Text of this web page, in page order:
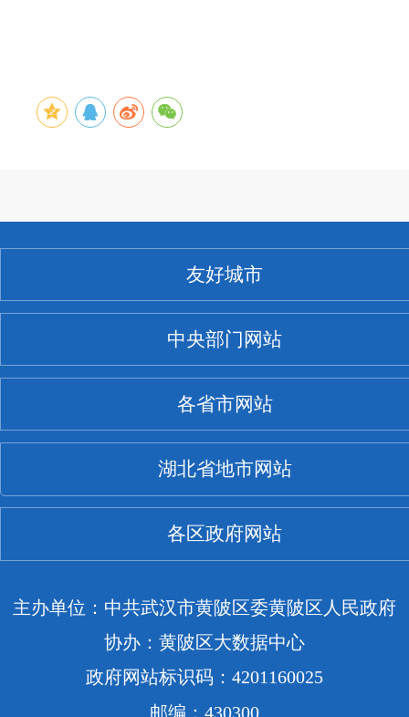
友好城市
中央部门网站
各省市网站
湖北省地市网站
各区政府网站
主办单位：中共武汉市黄陂区委黄陂区人民政府
协办：黄陂区大数据中心
政府网站标识码：4201160025
邮编：430300